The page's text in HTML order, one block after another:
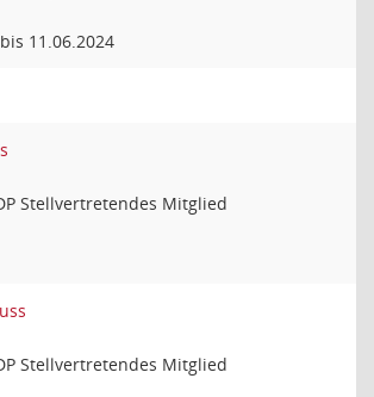
11.06.2024
Stellvertretendes Mitglied
Stellvertretendes Mitglied